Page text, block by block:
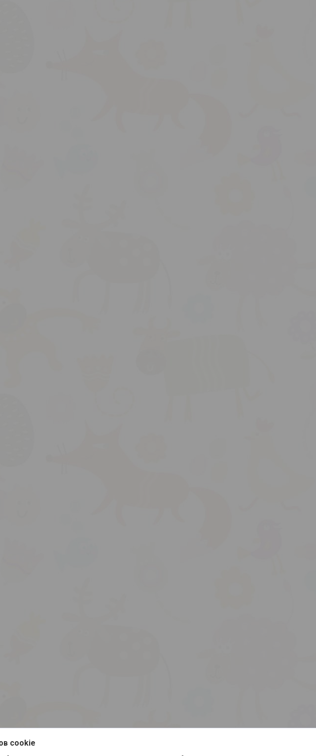
cookie